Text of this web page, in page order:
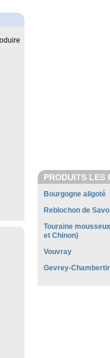
PRODUITS LES
Bourgogne aligoté
Reblochon de
Touraine
et Chinon)
Vouvray
Gevrey-